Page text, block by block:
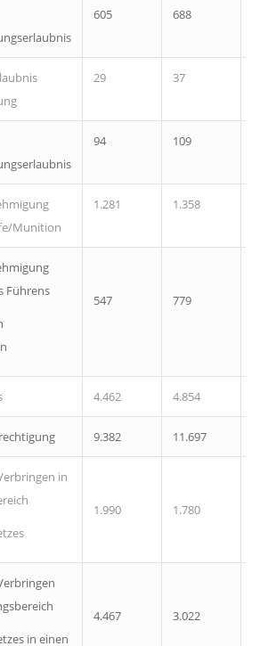
605 688
29 37
94 109
Munition
1.281 1.358
Führens
547 779
4.462 4.854
9.382 11.697
in
1.990 1.780
in einen
4.467 3.022